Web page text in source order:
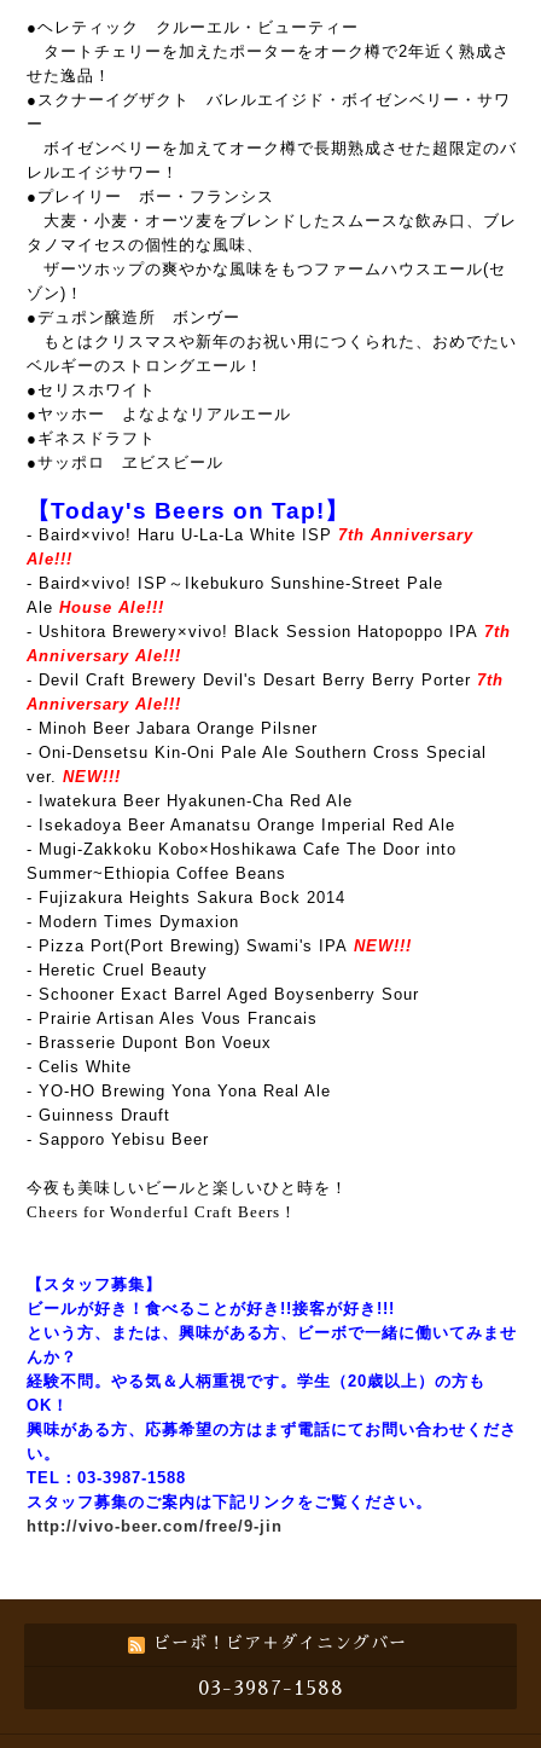
●ヘレティック クルーエル・ビューティー
タートチェリーを加えたポーターをオーク樽で2年近く熟成さ
せた逸品！
●スクナーイグザクト バレルエイジド・ボイゼンベリー・サワ
ー
ボイゼンベリーを加えてオーク樽で長期熟成させた超限定のバ
レルエイジサワー！
●プレイリー ボー・フランシス
大麦・小麦・オーツ麦をブレンドしたスムースな飲み口、ブレ
タノマイセスの個性的な風味、
ザーツホップの爽やかな風味をもつファームハウスエール(セ
ゾン)！
●デュポン醸造所 ボンヴー
もとはクリスマスや新年のお祝い用につくられた、おめでたい
ベルギーのストロングエール！
●セリスホワイト
●ヤッホー よなよなリアルエール
●ギネスドラフト
●サッポロ ヱビスビール
【Today's Beers on Tap!】
- Baird×vivo! Haru U-La-La White ISP 7th Anniversary
Ale!!!
- Baird×vivo! ISP～Ikebukuro Sunshine-Street Pale
Ale House Ale!!!
- Ushitora Brewery×vivo! Black Session Hatopoppo IPA 7th
Anniversary Ale!!!
- Devil Craft Brewery Devil's Desart Berry Berry Porter 7th
Anniversary Ale!!!
- Minoh Beer Jabara Orange Pilsner
- Oni-Densetsu Kin-Oni Pale Ale Southern Cross Special
ver. NEW!!!
- Iwatekura Beer Hyakunen-Cha Red Ale
- Isekadoya Beer Amanatsu Orange Imperial Red Ale
- Mugi-Zakkoku Kobo×Hoshikawa Cafe The Door into
Summer~Ethiopia Coffee Beans
- Fujizakura Heights Sakura Bock 2014
- Modern Times Dymaxion
- Pizza Port(Port Brewing) Swami's IPA NEW!!!
- Heretic Cruel Beauty
- Schooner Exact Barrel Aged Boysenberry Sour
- Prairie Artisan Ales Vous Francais
- Brasserie Dupont Bon Voeux
- Celis White
- YO-HO Brewing Yona Yona Real Ale
- Guinness Drauft
- Sapporo Yebisu Beer
今夜も美味しいビールと楽しいひと時を！
Cheers for Wonderful Craft Beers！
【スタッフ募集】
ビールが好き！食べることが好き!!接客が好き!!!
という方、または、興味がある方、ビーボで一緒に働いてみませ
んか？
経験不問。やる気＆人柄重視です。学生（20歳以上）の方も
OK！
興味がある方、応募希望の方はまず電話にてお問い合わせくださ
い。
TEL：03-3987-1588
スタッフ募集のご案内は下記リンクをご覧ください。
http://vivo-beer.com/free/9-jin
ビーボ！ビア＋ダイニングバー
03-3987-1588